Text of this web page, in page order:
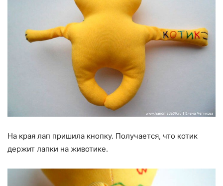
На края лап пришила кнопку. Получается, что котик
держит лапки на животике.